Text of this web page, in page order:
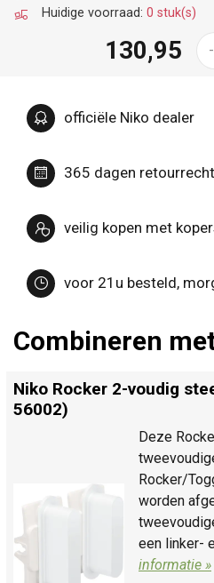
Huidige voorraad: 0 stuk(s)
130,95 -
officiële Niko dealer
365 dagen retourrecht
veilig kopen met
voor 21u besteld,
Combineren
Niko Rocker 2-voudig
56002)
Deze
Rocker/
worden
een linker-
informatie »